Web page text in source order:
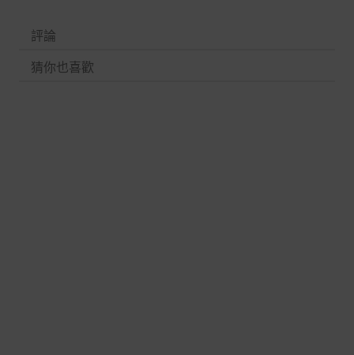
評論
猜你也喜歡